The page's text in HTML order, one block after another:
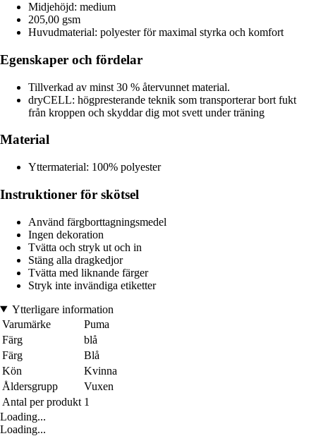
Midjehöjd: medium
205,00 gsm
Huvudmaterial: polyester för maximal styrka och komfort
Egenskaper och fördelar
Tillverkad av minst 30 % återvunnet material.
dryCELL: högpresterande teknik som transporterar bort fukt
från kroppen och skyddar dig mot svett under träning
Material
Yttermaterial: 100% polyester
Instruktioner för skötsel
Använd färgborttagningsmedel
Ingen dekoration
Tvätta och stryk ut och in
Stäng alla dragkedjor
Tvätta med liknande färger
Stryk inte invändiga etiketter
Ytterligare information
Varumärke
Puma
Färg
blå
Färg
Blå
Kön
Kvinna
Åldersgrupp
Vuxen
Antal per produkt 1
Loading...
Loading...